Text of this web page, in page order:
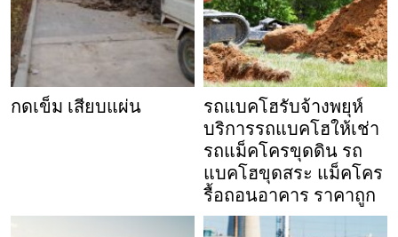
กดเข็ม เสียบแผ่น
รถแบคโฮรับจ้างพยุห์
บริการรถแบคโฮให้เช่า
รถแม็คโครขุดดิน รถ
แบคโฮขุดสระ แม็คโคร
รื้อถอนอาคาร ราคาถูก